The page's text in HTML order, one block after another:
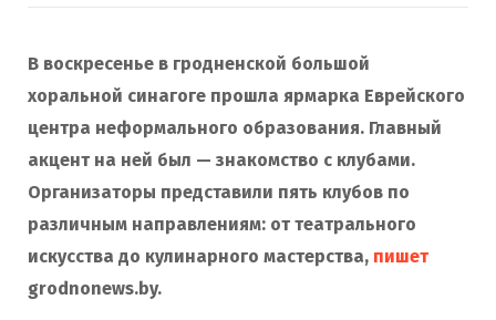
В воскресенье в гродненской большой
хоральной синагоге прошла ярмарка Еврейского
центра неформального образования. Главный
акцент на ней был — знакомство с клубами.
Организаторы представили пять клубов по
различным направлениям: от театрального
искусства до кулинарного мастерства, пишет
grodnonews.by.